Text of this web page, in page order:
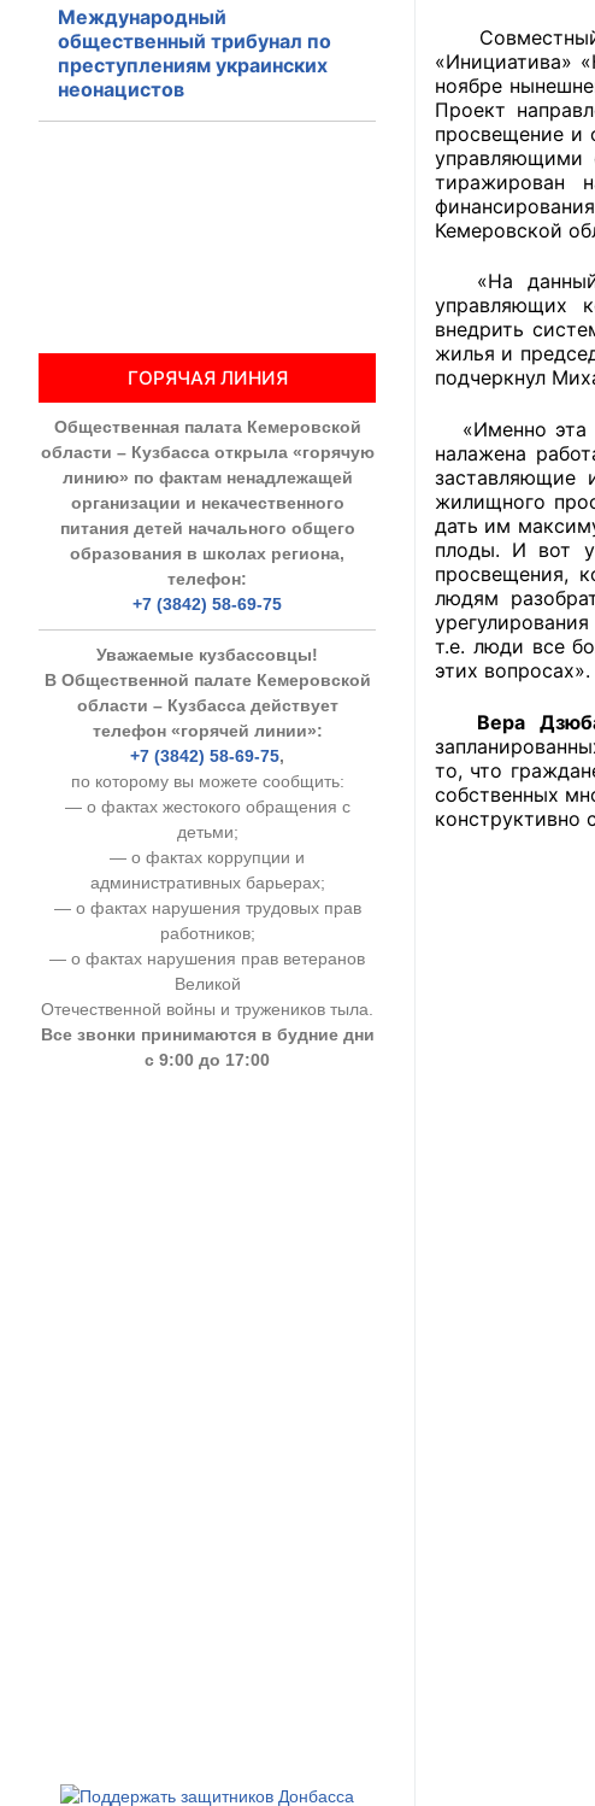
Экспертный совет
Совет ОП КО
Общественный
Члены ОП КО
Документы ОП КО
Регламент ОП КО
Кодекс этики ОП
Положения
Соглашения
Рекомендации
Порядок работы
Аппарат ОП КО
Доходы
Совместный
«Инициатива»
ноябре
Проект
просвещение и
управляющими
тиражирован
Кемеровской
«На данный
управляющих
внедрить
жилья и
подчеркнул
«Именно эта
налажена
заставляющие
жилищного
дать им
плоды. И вот
просвещения,
людям
т.е. люди все
этих вопросах».
Вера
то, что
собственных
конструктивно
Международный
общественный трибунал по
преступлениям украинских
неонацистов
ГОРЯЧАЯ ЛИНИЯ
Общественная палата Кемеровской
области – Кузбасса открыла «горячую
линию» по фактам ненадлежащей
организации и некачественного
питания детей начального общего
образования в школах региона,
телефон:
+7 (3842) 58-69-75
Уважаемые кузбассовцы!
В Общественной палате Кемеровской
области – Кузбасса действует
телефон «горячей линии»:
+7 (3842) 58-69-75,
по которому вы можете сообщить:
— о фактах жестокого обращения с
детьми;
— о фактах коррупции и
административных барьерах;
— о фактах нарушения трудовых прав
работников;
— о фактах нарушения прав ветеранов
Великой
Отечественной войны и тружеников тыла.
Все звонки принимаются в будние дни
с 9:00 до 17:00